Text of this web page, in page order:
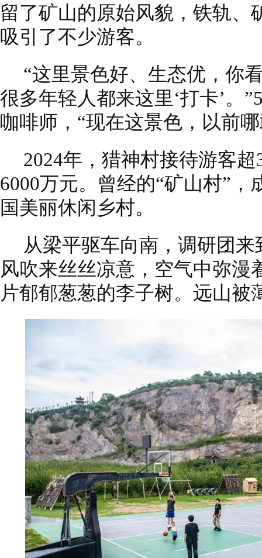
留了矿山的原始风貌，铁轨、
吸引了不少游客。
“这里景色好、生态优，你
很多年轻人都来这里‘打卡’。
咖啡师，“现在这景色，以前
2024年，猎神村接待游客
6000万元。曾经的“矿山村”
国美丽休闲乡村。
从梁平驱车向南，调研团
风吹来丝丝凉意，空气中弥漫
片郁郁葱葱的李子树。远山被